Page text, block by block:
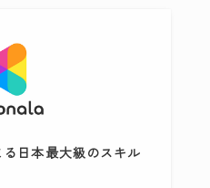
日本最大級のスキル